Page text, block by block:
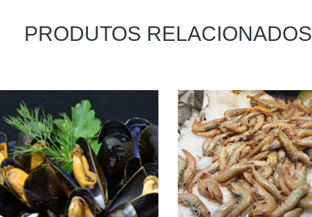
PRODUTOS RELACIONADOS